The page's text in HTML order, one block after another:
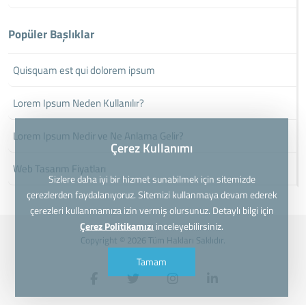
Popüler Başlıklar
Quisquam est qui dolorem ipsum
Lorem Ipsum Neden Kullanılır?
Lorem Ipsum Nedir ve Ne Anlama Gelir?
Web Tasarım Fiyatları
Copyright © 2026 Tüm Hakları Saklıdır.
Çerez Kullanımı
Sizlere daha iyi bir hizmet sunabilmek için sitemizde
çerezlerden faydalanıyoruz. Sitemizi kullanmaya devam ederek
çerezleri kullanmamıza izin vermiş olursunuz. Detaylı bilgi için
Çerez Politikamızı inceleyebilirsiniz.
Tamam